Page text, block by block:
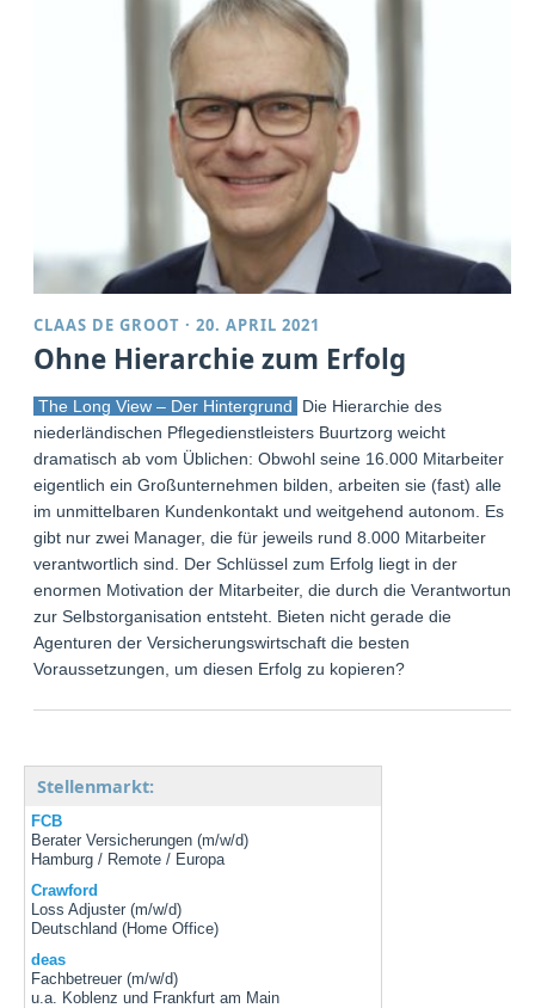
CLAAS DE GROOT ·20. APRIL 2021
Ohne Hierarchie zum Erfolg
The Long View – Der Hintergrund
Die Hierarchie des
niederländischen Pflegedienstleisters Buurtzorg weicht
dramatisch ab vom Üblichen: Obwohl seine 16.000 Mitarbeiter
eigentlich ein Großunternehmen bilden, arbeiten sie (fast) alle
im unmittelbaren Kundenkontakt und weitgehend autonom. Es
gibt nur zwei Manager, die für jeweils rund 8.000 Mitarbeiter
verantwortlich sind. Der Schlüssel zum Erfolg liegt in der
enormen Motivation der Mitarbeiter, die durch die Verantwortung
zur Selbstorganisation entsteht. Bieten nicht gerade die
Agenturen der Versicherungswirtschaft die besten
Voraussetzungen, um diesen Erfolg zu kopieren?
Stellenmarkt:
FCB
Berater Versicherungen (m/w/d)
Hamburg / Remote / Europa
Crawford
Loss Adjuster (m/w/d)
Deutschland (Home Office)
deas
Fachbetreuer (m/w/d)
u.a. Koblenz und Frankfurt am Main